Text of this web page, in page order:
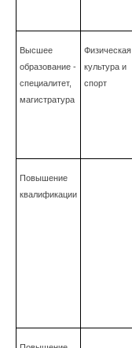
Высшее
образование -
специалитет,
магистратура
Физическая
культура и
спорт
Повышение
квалификации